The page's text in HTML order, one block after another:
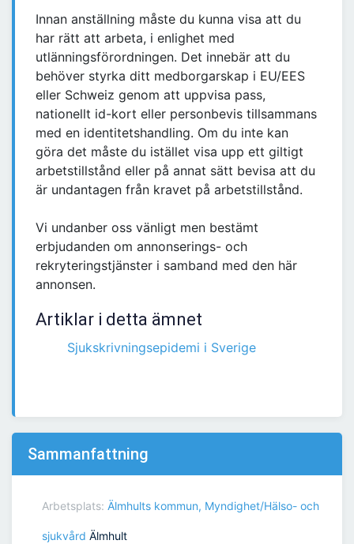
Innan anställning måste du kunna visa att du
har rätt att arbeta, i enlighet med
utlänningsförordningen. Det innebär att du
behöver styrka ditt medborgarskap i EU/EES
eller Schweiz genom att uppvisa pass,
nationellt id-kort eller personbevis tillsammans
med en identitetshandling. Om du inte kan
göra det måste du istället visa upp ett giltigt
arbetstillstånd eller på annat sätt bevisa att du
är undantagen från kravet på arbetstillstånd.
Vi undanber oss vänligt men bestämt
erbjudanden om annonserings- och
rekryteringstjänster i samband med den här
annonsen.
Artiklar i detta ämnet
Sjukskrivningsepidemi i Sverige
Sammanfattning
Arbetsplats: Älmhults kommun, Myndighet/Hälso- och
sjukvård Älmhult